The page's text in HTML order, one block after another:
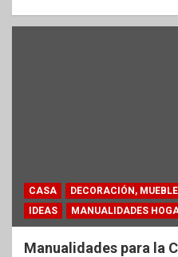
CASA
DECORACIÓN,
IDEAS
MANUALIDADES
Manualidades para la